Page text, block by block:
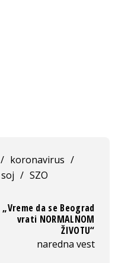
/ koronavirus /
soj / SZO
„Vreme da se Beograd
vrati NORMALNOM
ŽIVOTU“
naredna vest